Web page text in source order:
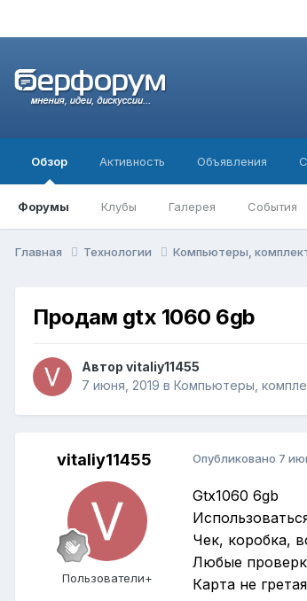
Обзор
Форумы Клубы Галерея События
Активность Объявления
Главная Технологии Компьютеры,
Продам gtx 1060 6gb
Автор vitaliy11455
7 июня, 2019 в Компьютеры,
vitaliy11455
Пользователи+
Опубликовано 7
Gtx1060 6gb
Чек, коробка,
Любые
Карта не